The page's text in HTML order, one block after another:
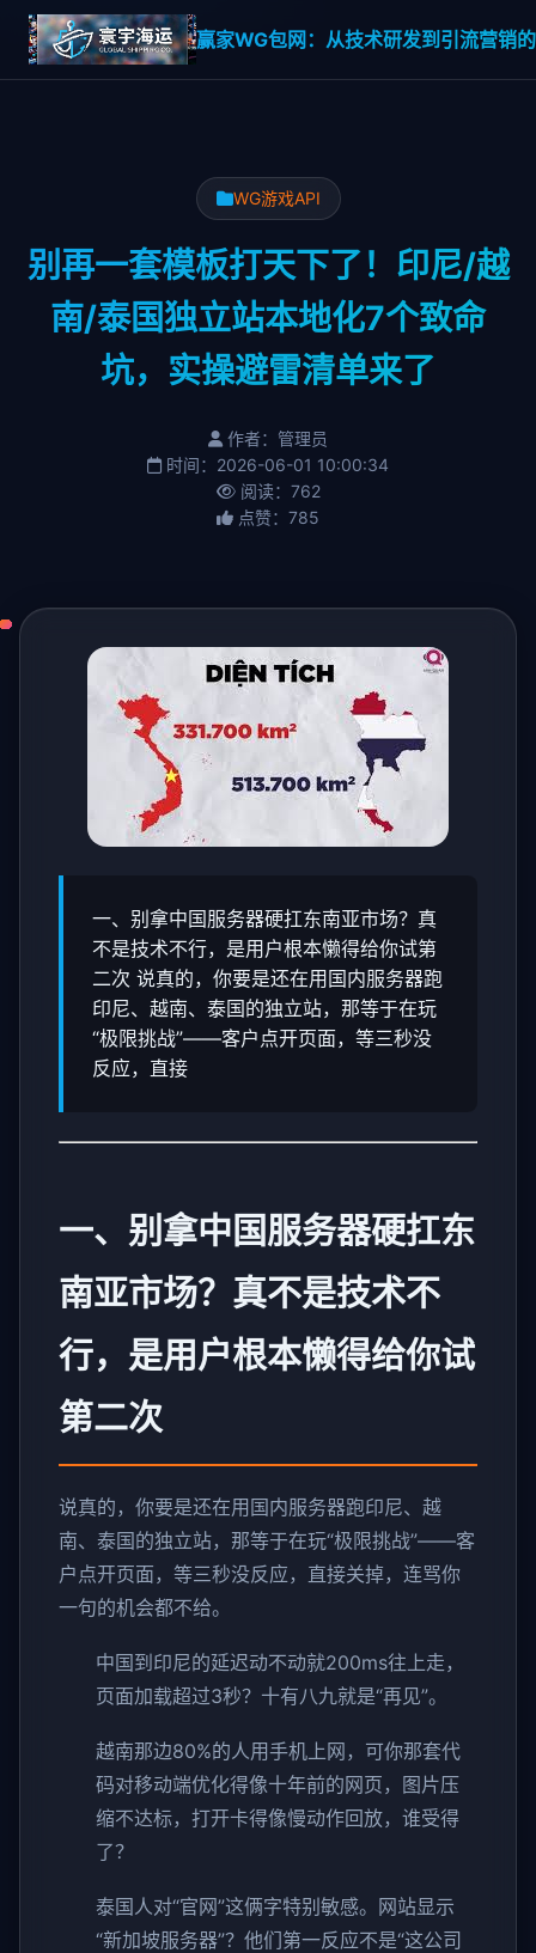
赢家WG包网：从技术研发到引流营销
WG游戏API
别再一套模板打天下了！印尼/越
南/泰国独立站本地化7个致命
坑，实操避雷清单来了
作者：管理员
时间：2026-06-01 10:00:34
阅读：762
点赞：785
一、别拿中国服务器硬扛东南亚市场？真
不是技术不行，是用户根本懒得给你试第
二次 说真的，你要是还在用国内服务器跑
印尼、越南、泰国的独立站，那等于在玩
“极限挑战”——客户点开页面，等三秒没
反应，直接
一、别拿中国服务器硬扛东
南亚市场？真不是技术不
行，是用户根本懒得给你试
第二次
说真的，你要是还在用国内服务器跑印尼、越
南、泰国的独立站，那等于在玩“极限挑战”——客
户点开页面，等三秒没反应，直接关掉，连骂你
一句的机会都不给。
中国到印尼的延迟动不动就200ms往上走，
页面加载超过3秒？十有八九就是“再见”。
越南那边80%的人用手机上网，可你那套代
码对移动端优化得像十年前的网页，图片压
缩不达标，打开卡得像慢动作回放，谁受得
了？
泰国人对“官网”这俩字特别敏感。网站显示
“新加坡服务器”？他们第一反应不是“这公司